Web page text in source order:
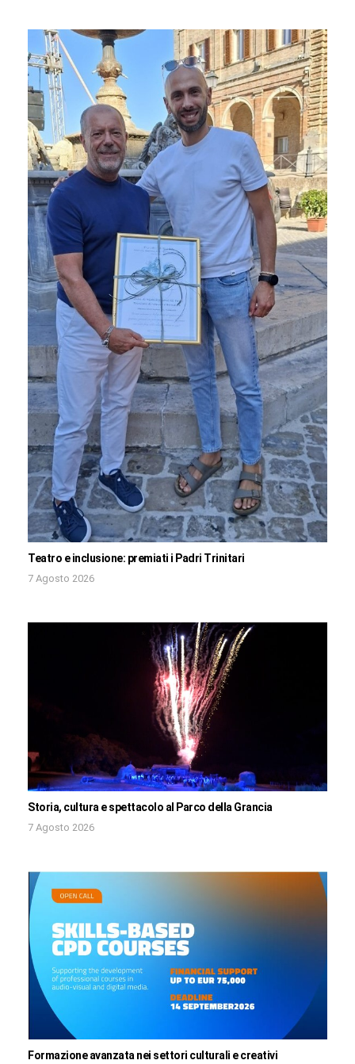
Teatro e inclusione: premiati i Padri Trinitari
7 Agosto 2026
Storia, cultura e spettacolo al Parco della Grancia
7 Agosto 2026
Formazione avanzata nei settori culturali e creativi